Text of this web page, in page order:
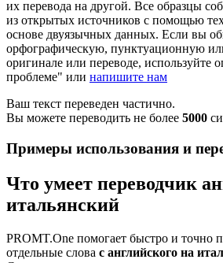
их перевода на другой. Все образцы
из открытых источников с помощью
основе двуязычных данных. Если вы
орфографическую, пунктуационную
оригинале или переводе,
проблеме" или напишите нам
Ваш текст переведен частично.
Вы можете переводить не более 5000
Примеры использования и
Что умеет переводчик
итальянский
PROMT.One помогает быстро и точно
отдельные слова с английского на